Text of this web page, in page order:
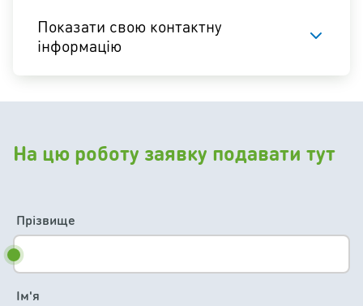
Показати свою контактну
інформацію
На цю роботу заявку подавати тут
Прізвище
Ім'я